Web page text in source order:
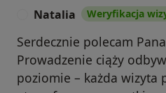
Natalia Weryfikacja
Serdecznie polecam
Prowadzenie ciąży
poziomie – każda wizyta